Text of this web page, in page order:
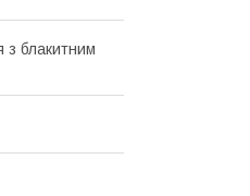
з блакитним